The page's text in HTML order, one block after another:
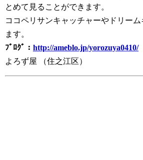
とめて見ることができます。
ココペリサンキャッチャーやドリー
ます。
ﾌﾞﾛｸﾞ： http://ameblo.jp/yorozuya0410/
よろず屋 （住之江区）